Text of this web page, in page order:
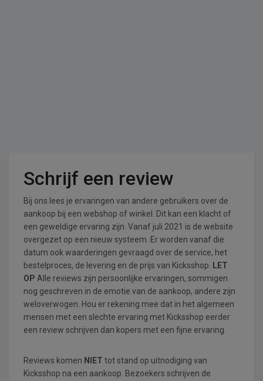
Schrijf een review
Bij ons lees je ervaringen van andere gebruikers over de
aankoop bij een webshop of winkel. Dit kan een klacht of
een geweldige ervaring zijn. Vanaf juli 2021 is de website
overgezet op een nieuw systeem. Er worden vanaf die
datum ook waarderingen gevraagd over de service, het
bestelproces, de levering en de prijs van Kicksshop.
LET
OP Alle reviews zijn persoonlijke ervaringen, sommigen
nog geschreven in de emotie van de aankoop, andere zijn
weloverwogen. Hou er rekening mee dat in het algemeen
mensen met een slechte ervaring met Kicksshop eerder
een review schrijven dan kopers met een fijne ervaring.
Reviews komen NIET tot stand op uitnodiging van
Kicksshop na een aankoop. Bezoekers schrijven de